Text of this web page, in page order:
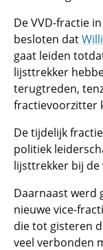
De VVD-fractie
besloten dat
gaat leiden
lijsttrekker
terugtreden,
fractievoorzitter
De tijdelijk
politiek
lijsttrekker bij de
Daarnaast werd
nieuwe vice-
die tot gisteren
veel verbonden